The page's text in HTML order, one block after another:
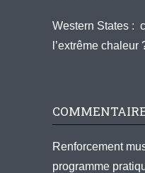
Western States :
l’extrême chaleur
Renforcement
programme